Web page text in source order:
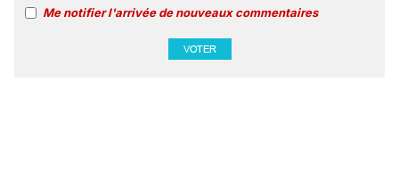
Me notifier l'arrivée de nouveaux commentaires